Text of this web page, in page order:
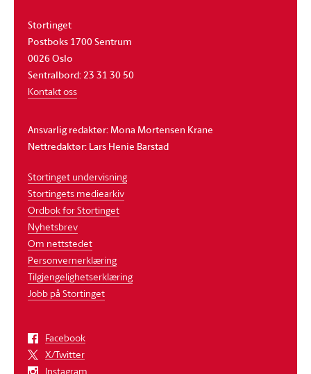
Stortinget
Postboks 1700 Sentrum
0026 Oslo
Sentralbord: 23 31 30 50
Kontakt oss
Ansvarlig redaktør: Mona Mortensen Krane
Nettredaktør: Lars Henie Barstad
Stortinget undervisning
Stortingets mediearkiv
Ordbok for Stortinget
Nyhetsbrev
Om nettstedet
Personvernerklæring
Tilgjengelighetserklæring
Jobb på Stortinget
Facebook
X/Twitter
Instagram